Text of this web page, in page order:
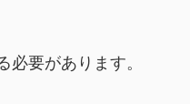
必要があります。